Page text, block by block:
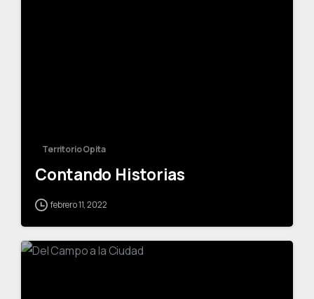
Territorio Opita
Contando Historias
febrero 11, 2022